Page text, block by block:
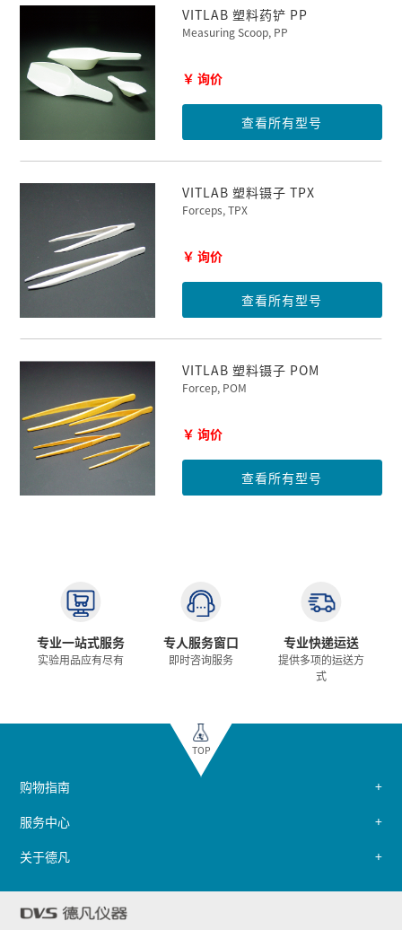
VITLAB 塑料药铲 PP
Measuring Scoop, PP
￥ 询价
查看所有型号
VITLAB 塑料镊子 TPX
Forceps, TPX
￥ 询价
查看所有型号
VITLAB 塑料镊子 POM
Forcep, POM
￥ 询价
查看所有型号
专业一站式服务
实验用品应有尽有
专人服务窗口
即时咨询服务
专业快递运送
提供多项的运送方
式
TOP
购物指南
服务中心
关于德凡